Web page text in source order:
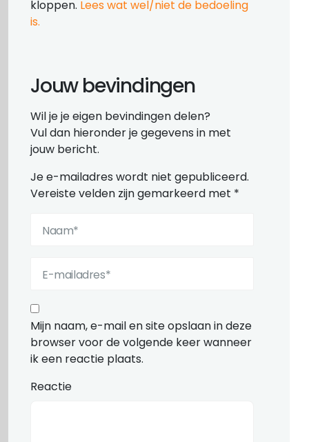
kloppen. Lees wat wel/niet de bedoeling
is.
Jouw bevindingen
Wil je je eigen bevindingen delen?
Vul dan hieronder je gegevens in met
jouw bericht.
Je e-mailadres wordt niet gepubliceerd.
Vereiste velden zijn gemarkeerd met *
Mijn naam, e-mail en site opslaan in deze
browser voor de volgende keer wanneer
ik een reactie plaats.
Reactie